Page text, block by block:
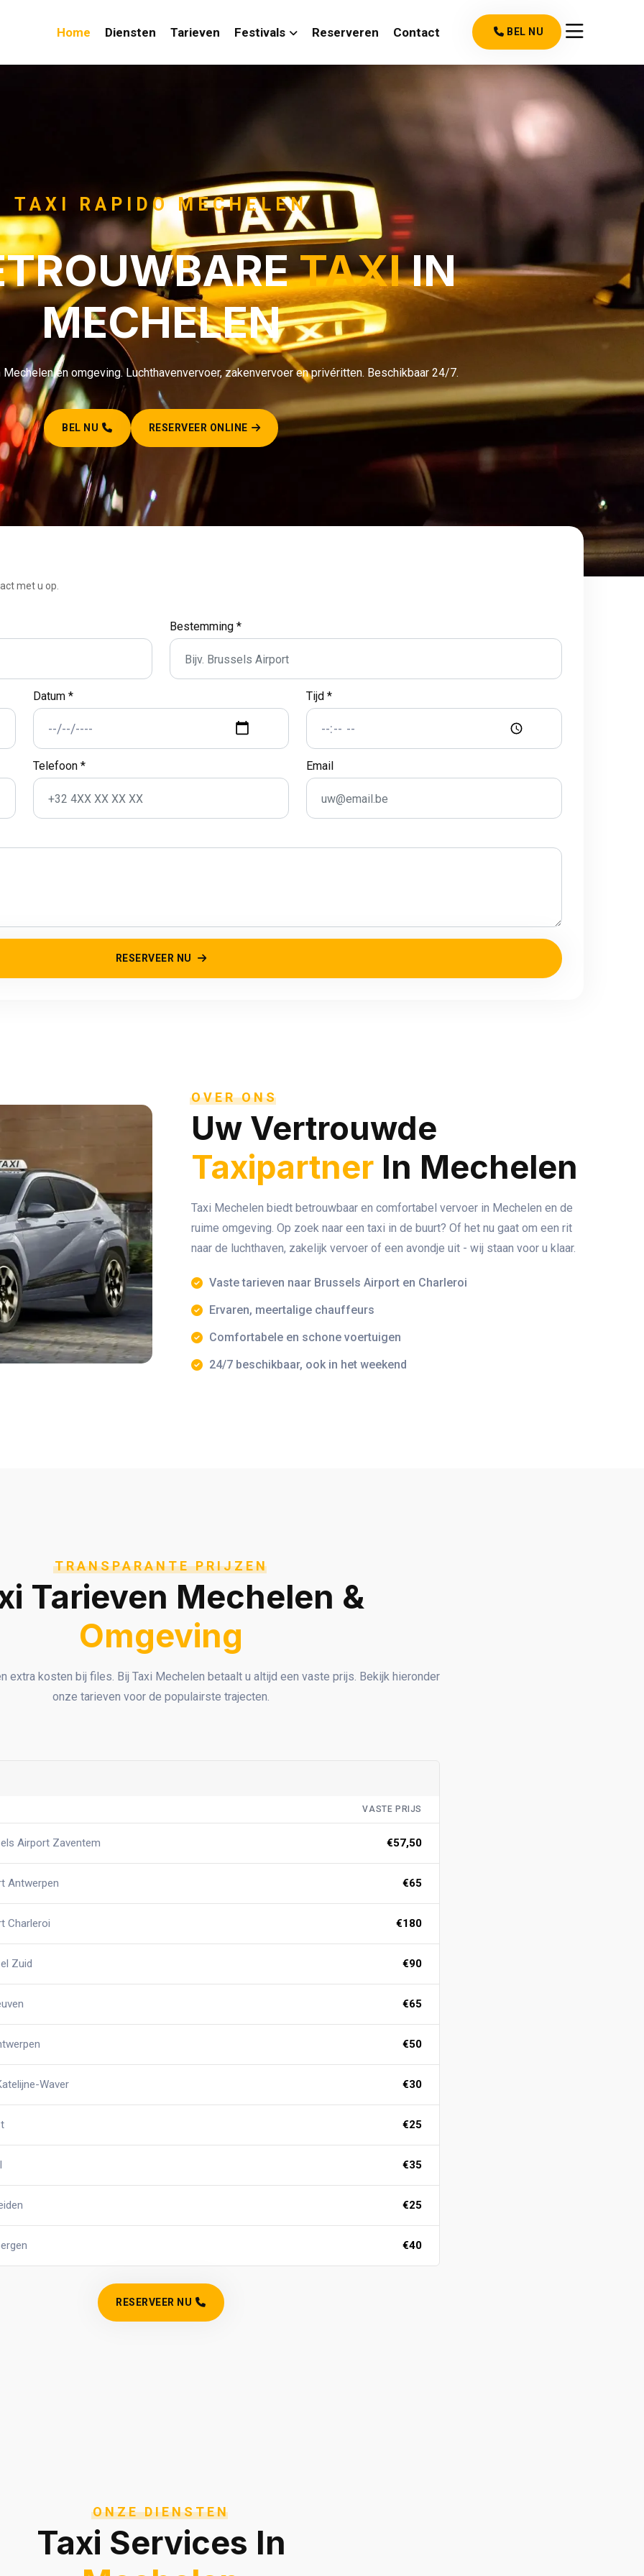
Home Diensten Tarieven Festivals Reserveren Contact BEL NU
TAXI RAPIDO MECHELEN
TAXIIN
MECHELEN
en omgeving. Luchthavenvervoer, zakenvervoer en privéritten. Beschikbaar 24/7.
BEL NU RESERVEER ONLINE
met u op.
Bestemming *
Datum * Tijd *
Telefoon * Email
RESERVEER NU
OVER ONS
Uw Vertrouwde
Taxipartner In Mechelen
Taxi Mechelen biedt betrouwbaar en comfortabel vervoer in Mechelen en de
ruime omgeving. Op zoek naar een taxi in de buurt? Of het nu gaat om een rit
naar de luchthaven, zakelijk vervoer of een avondje uit - wij staan voor u klaar.
Vaste tarieven naar Brussels Airport en Charleroi
Ervaren, meertalige chauffeurs
Comfortabele en schone voertuigen
24/7 beschikbaar, ook in het weekend
TRANSPARANTE PRIJZEN
Tarieven Mechelen &
Omgeving
extra kosten bij files. Bij Taxi Mechelen betaalt u altijd een vaste prijs. Bekijk hieronder
onze tarieven voor de populairste trajecten.
VASTE PRIJS
Airport Zaventem €57,50
Antwerpen €65
Charleroi €180
Zuid €90
€65
€50
Waver €30
€25
€35
€25
€40
RESERVEER NU
ONZE DIENSTEN
Taxi Services In